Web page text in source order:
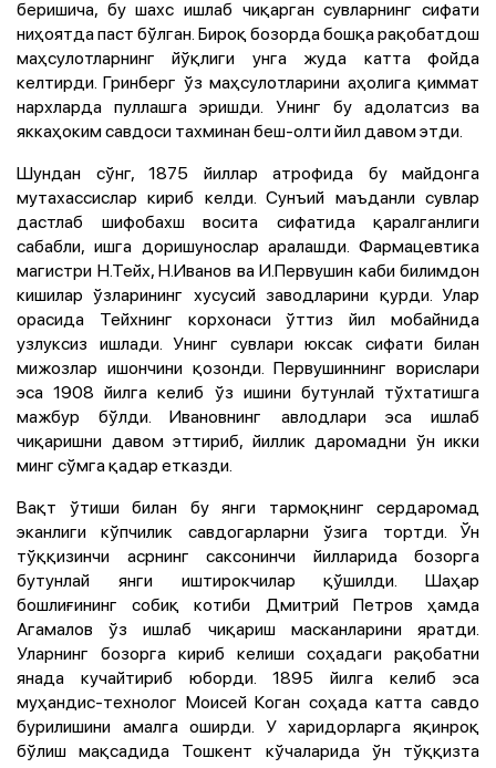
беришича, бу шахс ишлаб чиқарган сувларнинг сифати
ниҳоятда паст бўлган. Бироқ бозорда бошқа рақобатдош
маҳсулотларнинг йўқлиги унга жуда катта фойда
келтирди. Гринберг ўз маҳсулотларини аҳолига қиммат
нархларда пуллашга эришди. Унинг бу адолатсиз ва
яккаҳоким савдоси тахминан беш-олти йил давом этди.
Шундан сўнг, 1875 йиллар атрофида бу майдонга
мутахассислар кириб келди. Сунъий маъданли сувлар
дастлаб шифобахш восита сифатида қаралганлиги
сабабли, ишга доришунослар аралашди. Фармацевтика
магистри Н.Тейх, Н.Иванов ва И.Первушин каби билимдон
кишилар ўзларининг хусусий заводларини қурди. Улар
орасида Тейхнинг корхонаси ўттиз йил мобайнида
узлуксиз ишлади. Унинг сувлари юксак сифати билан
мижозлар ишончини қозонди. Первушиннинг ворислари
эса 1908 йилга келиб ўз ишини бутунлай тўхтатишга
мажбур бўлди. Ивановнинг авлодлари эса ишлаб
чиқаришни давом эттириб, йиллик даромадни ўн икки
минг сўмга қадар етказди.
Вақт ўтиши билан бу янги тармоқнинг сердаромад
эканлиги кўпчилик савдогарларни ўзига тортди. Ўн
тўққизинчи асрнинг саксонинчи йилларида бозорга
бутунлай янги иштирокчилар қўшилди. Шаҳар
бошлиғининг собиқ котиби Дмитрий Петров ҳамда
Агамалов ўз ишлаб чиқариш масканларини яратди.
Уларнинг бозорга кириб келиши соҳадаги рақобатни
янада кучайтириб юборди. 1895 йилга келиб эса
муҳандис-технолог Моисей Коган соҳада катта савдо
бурилишини амалга оширди. У харидорларга яқинроқ
бўлиш мақсадида Тошкент кўчаларида ўн тўққизта